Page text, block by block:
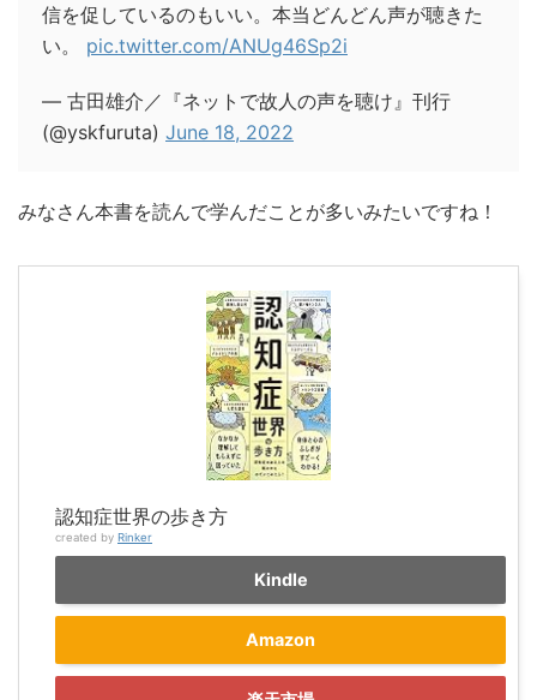
信を促しているのもいい。本当どんどん声が聴きた
い。 pic.twitter.com/ANUg46Sp2i
— 古田雄介／『ネットで故人の声を聴け』刊行
(@yskfuruta) June 18, 2022
みなさん本書を読んで学んだことが多いみたいですね！
認知症世界の歩き方
created by Rinker
Kindle
Amazon